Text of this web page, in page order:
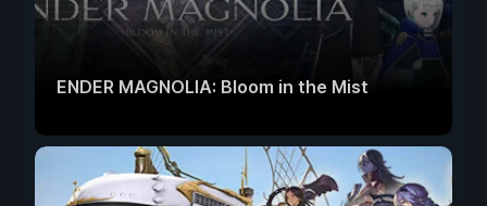
ENDER MAGNOLIA: Bloom in the Mist